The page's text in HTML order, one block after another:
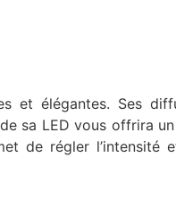
et élégantes. Ses
sa LED vous offrira
de régler l’intensité